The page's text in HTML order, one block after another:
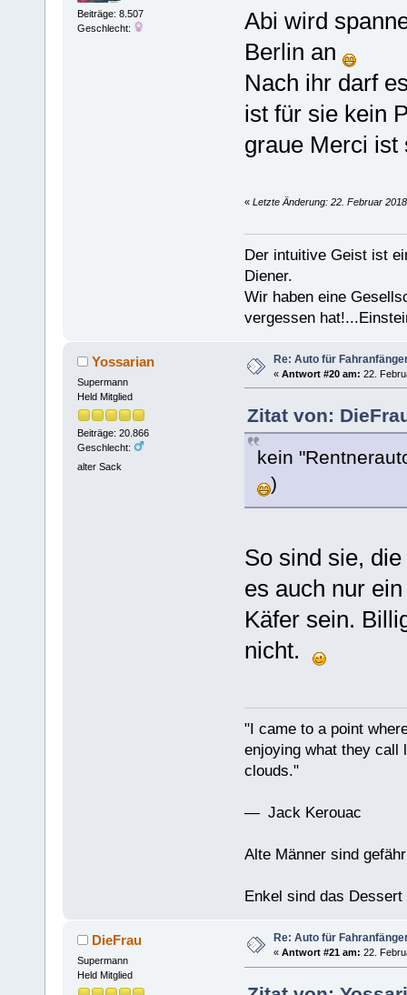
Beiträge: 8.507
Geschlecht:
Abi wird
Berlin an
Nach ihr darf
ist für sie kein
graue Merci
« Letzte Änderung: 22. Februar
Der intuitive Geist ist
Diener.
Wir haben eine
vergessen
Yossarian
Supermann
Held Mitglied
Beiträge: 20.866
Geschlecht:
alter Sack
Re: Auto für
« Antwort #20 am: 22.
Zitat von:
kein
)
So sind sie,
es auch nur
Käfer sein.
nicht.
"I came to a point
enjoying what they call
clouds."
— Jack Kerouac
Alte Männer sind
Enkel sind das Dessert
DieFrau
Supermann
Held Mitglied
Re: Auto für
« Antwort #21 am: 22.